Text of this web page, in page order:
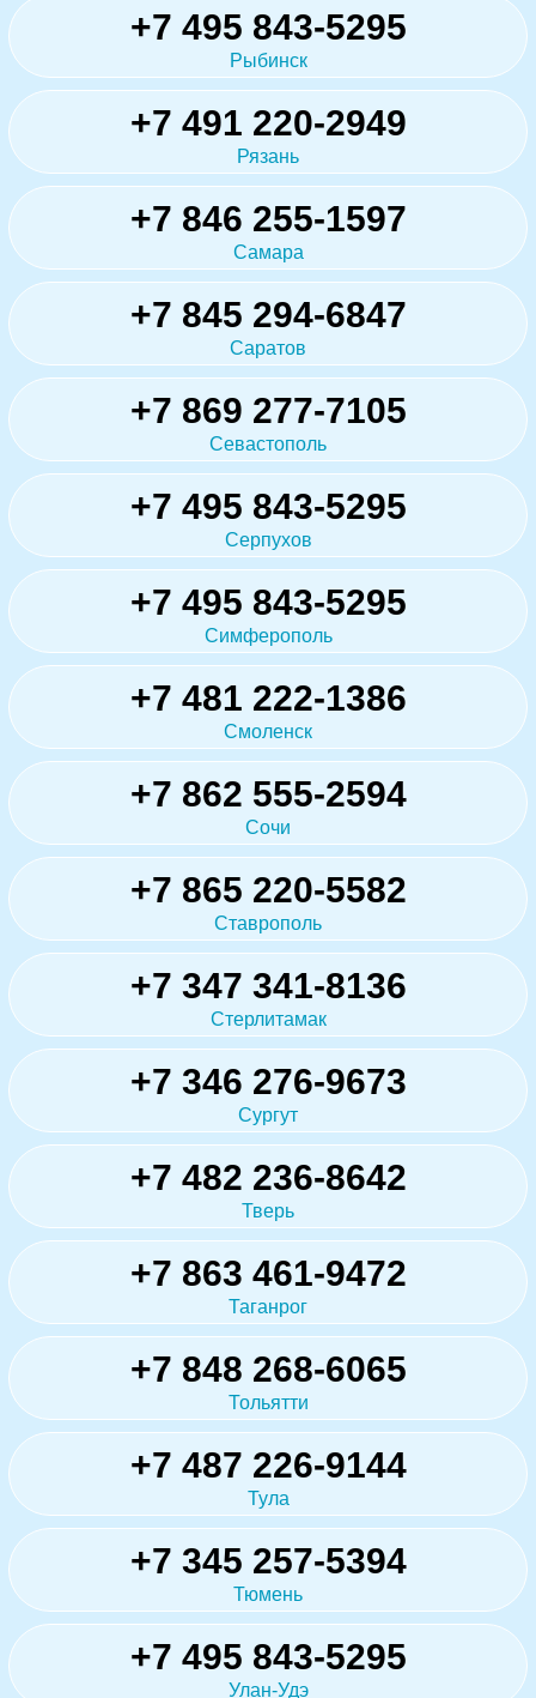
+7 495 843-5295
Рыбинск
+7 491 220-2949
Рязань
+7 846 255-1597
Самара
+7 845 294-6847
Саратов
+7 869 277-7105
Севастополь
+7 495 843-5295
Серпухов
+7 495 843-5295
Симферополь
+7 481 222-1386
Смоленск
+7 862 555-2594
Сочи
+7 865 220-5582
Ставрополь
+7 347 341-8136
Стерлитамак
+7 346 276-9673
Сургут
+7 482 236-8642
Тверь
+7 863 461-9472
Таганрог
+7 848 268-6065
Тольятти
+7 487 226-9144
Тула
+7 345 257-5394
Тюмень
+7 495 843-5295
Улан-Удэ